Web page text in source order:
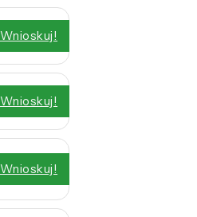
Wnioskuj!
Wnioskuj!
Wnioskuj!